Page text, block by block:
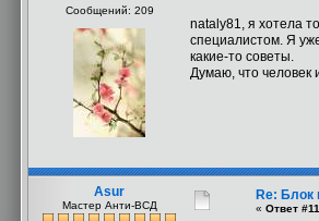
Сообщений: 209
nataly81, я хотела
специалистом. Я
какие-то советы.
Думаю, что человек
Asur
Мастер Анти-ВСД
Re: Блок
« Ответ